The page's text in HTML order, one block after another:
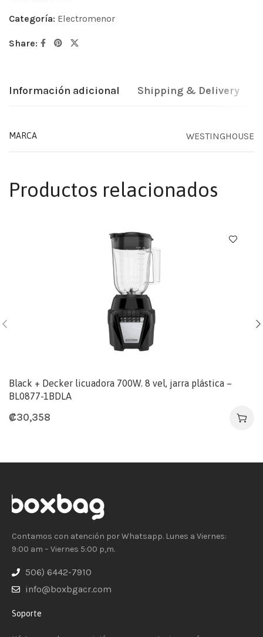
Categoría: Electromenor
Share:
Información adicional Shipping & Delivery
MARCA WESTINGHOUSE
Productos relacionados
Black + Decker licuadora 700W. 8 vel, jarra plástica –
BL0877-1BDLA
₡30,358
Contamos con atención por Whatsapp. Lunes a Viernes:
9:00 am – Viernes 5:00 p,m.
506) 6442-7910
info@boxbgacr.com
Soporte